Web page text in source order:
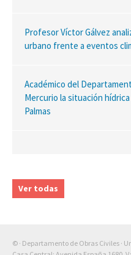
Profesor Víctor Gálvez
urbano frente a eventos
Académico del
Mercurio la situación
Palmas
Ver todas
© · Departamento de Obras Civiles ·